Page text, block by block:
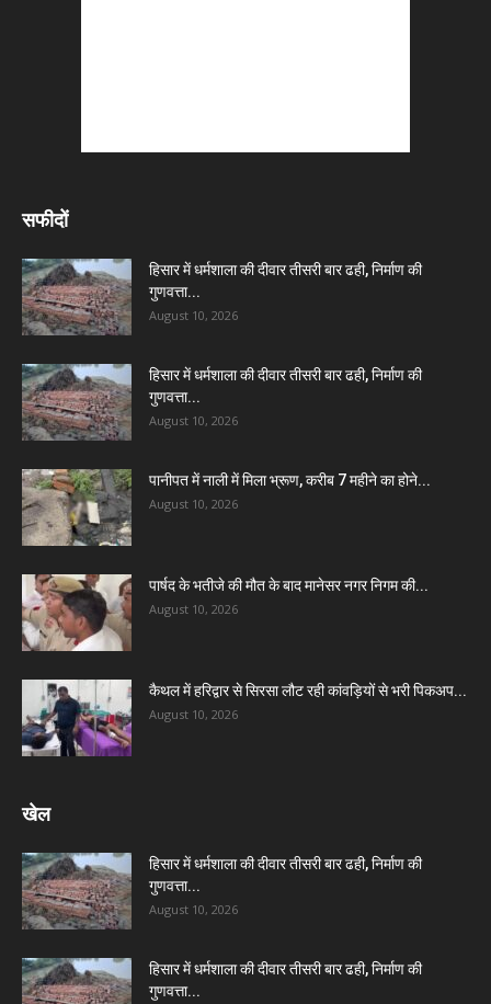
सफीदों
हिसार में धर्मशाला की दीवार तीसरी बार ढही, निर्माण की
गुणवत्ता...
August 10, 2026
हिसार में धर्मशाला की दीवार तीसरी बार ढही, निर्माण की
गुणवत्ता...
August 10, 2026
पानीपत में नाली में मिला भ्रूण, करीब 7 महीने का होने...
August 10, 2026
पार्षद के भतीजे की मौत के बाद मानेसर नगर निगम की...
August 10, 2026
कैथल में हरिद्वार से सिरसा लौट रही कांवड़ियों से भरी पिकअप...
August 10, 2026
खेल
हिसार में धर्मशाला की दीवार तीसरी बार ढही, निर्माण की
गुणवत्ता...
August 10, 2026
हिसार में धर्मशाला की दीवार तीसरी बार ढही, निर्माण की
गुणवत्ता...